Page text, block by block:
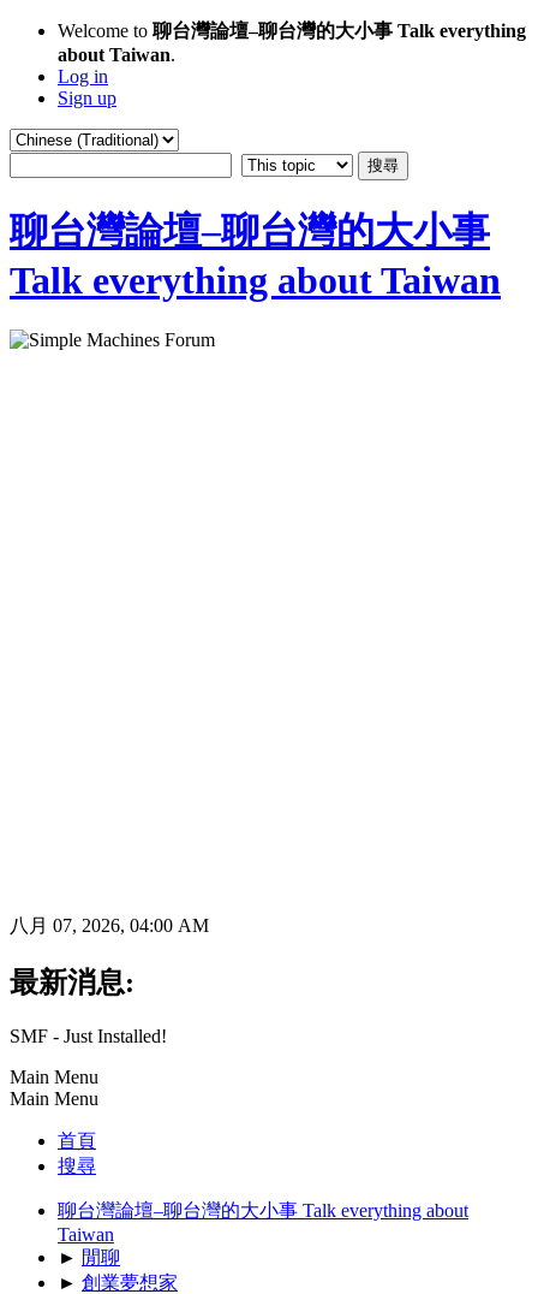
Welcome to 聊台灣論壇–聊台灣的大小事 Talk everything
about Taiwan.
Log in
Sign up
聊台灣論壇–聊台灣的大小事
Talk everything about Taiwan
八月 07, 2026, 04:00 AM
最新消息:
SMF - Just Installed!
Main Menu
Main Menu
首頁
搜尋
聊台灣論壇–聊台灣的大小事 Talk everything about
Taiwan
► 閒聊
► 創業夢想家